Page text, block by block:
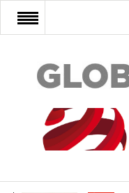
FŐOLDAL
AFRIKA